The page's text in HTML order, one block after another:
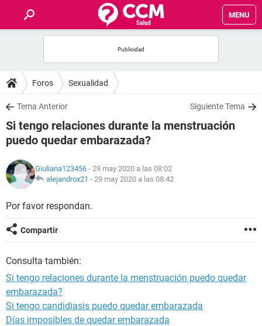
MENU
FOROS
SALUD
FAMILIA
NUTRICIÓN
SEXUALIDAD
Foros Sexualidad
Tema Anterior Siguiente Tema
Si tengo relaciones durante la menstruación
puedo quedar embarazada?
Giuliana123456 - 29 may 2020 a las 08:02
alejandrox21 - 29 may 2020 a las 08:42
Por favor respondan.
Compartir
Consulta también:
Si tengo relaciones durante la menstruación puedo quedar
embarazada?
Si tengo candidiasis puedo quedar embarazada
Días imposibles de quedar embarazada